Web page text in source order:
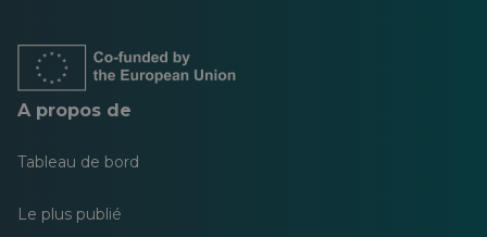
ongletongletongletongletonglet
A propos de
Tableau de bord
Le plus publié